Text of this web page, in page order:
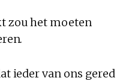
zou het moeten
ieder van ons gered